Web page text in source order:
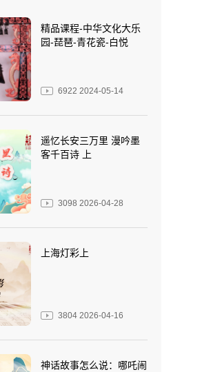
精品课程-中华文化大乐
园-琵琶-青花瓷-白悦
6922 2024-05-14
遥忆长安三万里 漫吟墨
客千百诗 上
3098 2026-04-28
上海灯彩上
3804 2026-04-16
神话故事怎么说：哪吒闹